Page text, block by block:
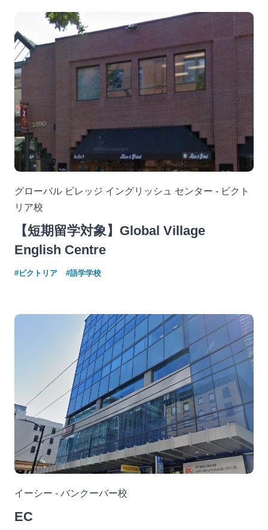
グローバル ビレッジ イングリッシュ センター - ビクト
リア校
【短期留学対象】Global Village
English Centre
#ビクトリア #語学学校
イーシー - バンクーバー校
EC